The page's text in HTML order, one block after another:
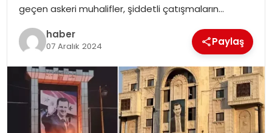
GENEL
geçen askeri muhalifler, şiddetli çatışmaların…
haber
07 Aralık 2024 Paylaş